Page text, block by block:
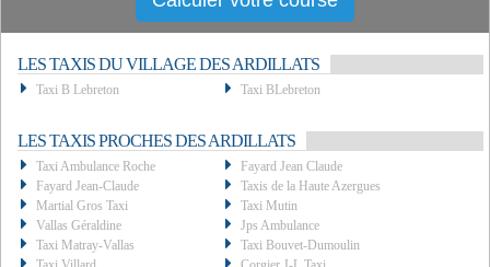
LES TAXIS DU VILLAGE DES ARDILLATS
Taxi B Lebreton Taxi BLebreton
LES TAXIS PROCHES DES ARDILLATS
Taxi Ambulance Roche
Fayard Jean Claude
Fayard Jean-Claude
Taxis de la Haute Azergues
Martial Gros Taxi
Taxi Mutin
Vallas Géraldine
Jps Ambulance
Taxi Matray-Vallas
Taxi Bouvet-Dumoulin